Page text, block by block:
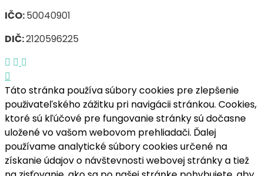
IČO:50040901
DIČ:2120596225
Táto stránka používa súbory cookies pre zlepšenie
použivateľského zážitku pri navigácii stránkou. Cookies,
ktoré sú kľúčové pre fungovanie stránky sú dočasne
uložené vo vašom webovom prehliadači. Ďalej
používame analytické súbory cookies určené na
získanie údajov o návštevnosti webovej stránky a tiež